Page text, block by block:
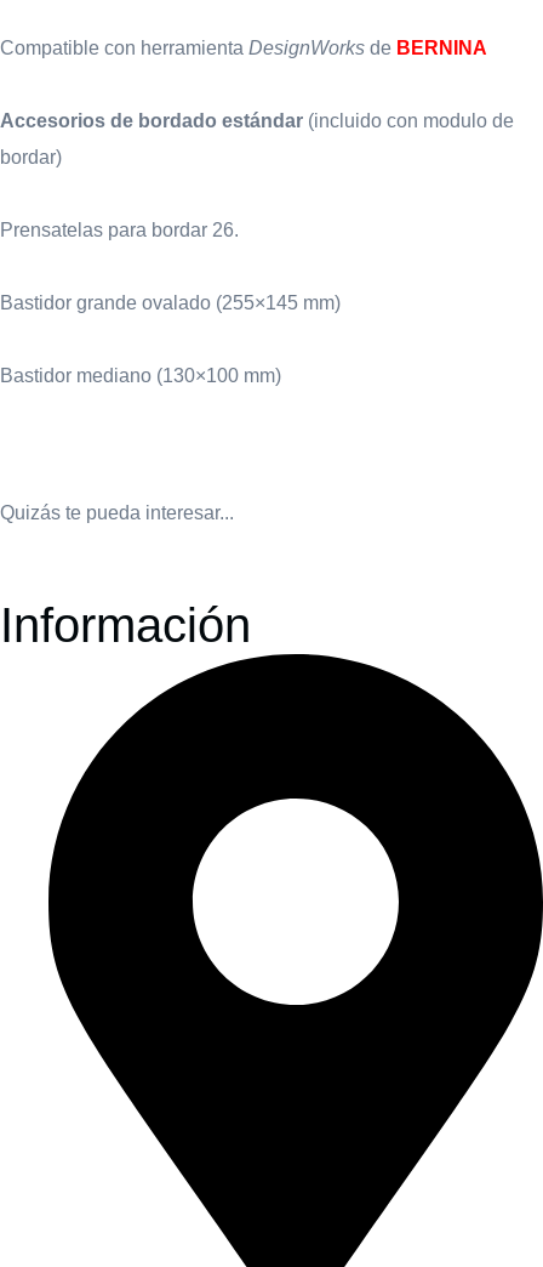
Compatible con herramienta DesignWorks de BERNINA
Accesorios de bordado estándar (incluido con modulo de
bordar)
Prensatelas para bordar 26.
Bastidor grande ovalado (255×145 mm)
Bastidor mediano (130×100 mm)
Quizás te pueda interesar...
Información